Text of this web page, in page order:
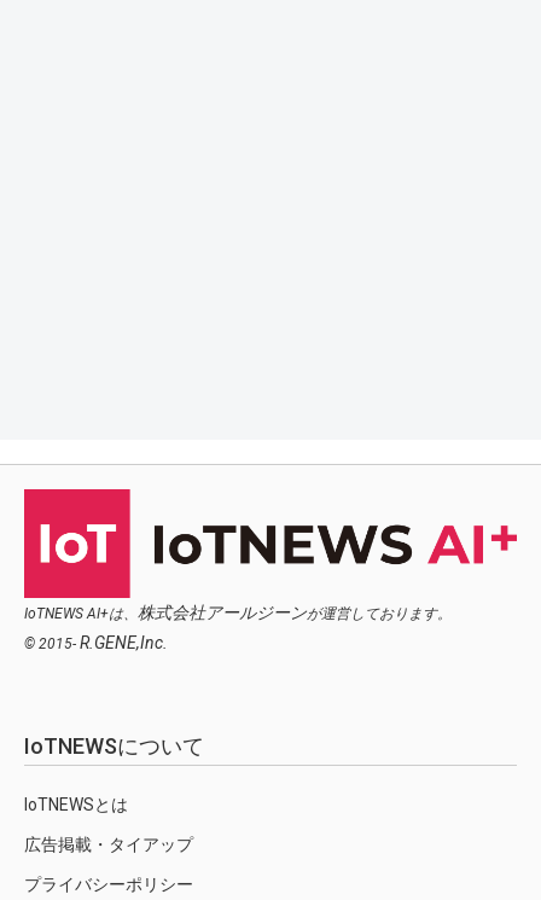
IoTNEWS AI+は、 株式会社アールジーンが運営しております。
© 2015- R.GENE,Inc.
IoTNEWSについて
IoTNEWSとは
広告掲載・タイアップ
プライバシーポリシー